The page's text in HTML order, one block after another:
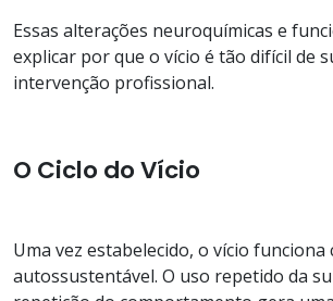
Essas alterações neuroquímicas e
explicar por que o vício é tão difícil de
intervenção profissional.
O Ciclo do Vício
Uma vez estabelecido, o vício funciona
autossustentável. O uso repetido da